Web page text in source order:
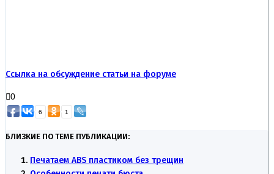
Ссылка на обсуждение статьи на форуме
0
6 1
БЛИЗКИЕ ПО ТЕМЕ ПУБЛИКАЦИИ:
Печатаем ABS пластиком без трещин